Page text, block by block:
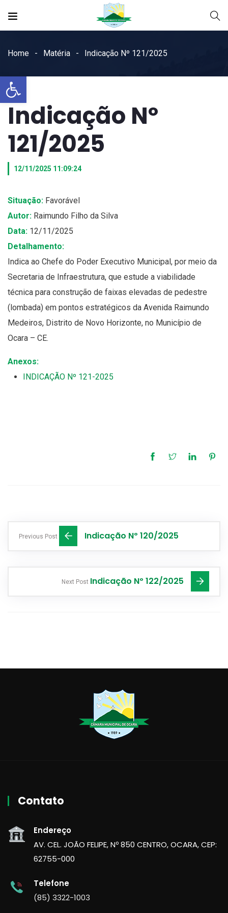
Open toolbar
Home Matéria Indicação Nº 121/2025
Indicação Nº
121/2025
12/11/2025 11:09:24
Situação: Favorável
Autor: Raimundo Filho da Silva
Data: 12/11/2025
Detalhamento:
Indica ao Chefe do Poder Executivo Municipal, por meio da
Secretaria de Infraestrutura, que estude a viabilidade
técnica para construção de faixas elevadas de pedestre
(lombada) em pontos estratégicos da Avenida Raimundo
Medeiros, Distrito de Novo Horizonte, no Município de
Ocara – CE.
Anexos:
INDICAÇÃO Nº 121-2025
Previous Post Indicação Nº 120/2025
Next Post Indicação Nº 122/2025
Contato
Endereço
AV. CEL. JOÃO FELIPE, Nº 850 CENTRO, OCARA, CEP:
62755-000
Telefone
(85) 3322-1003